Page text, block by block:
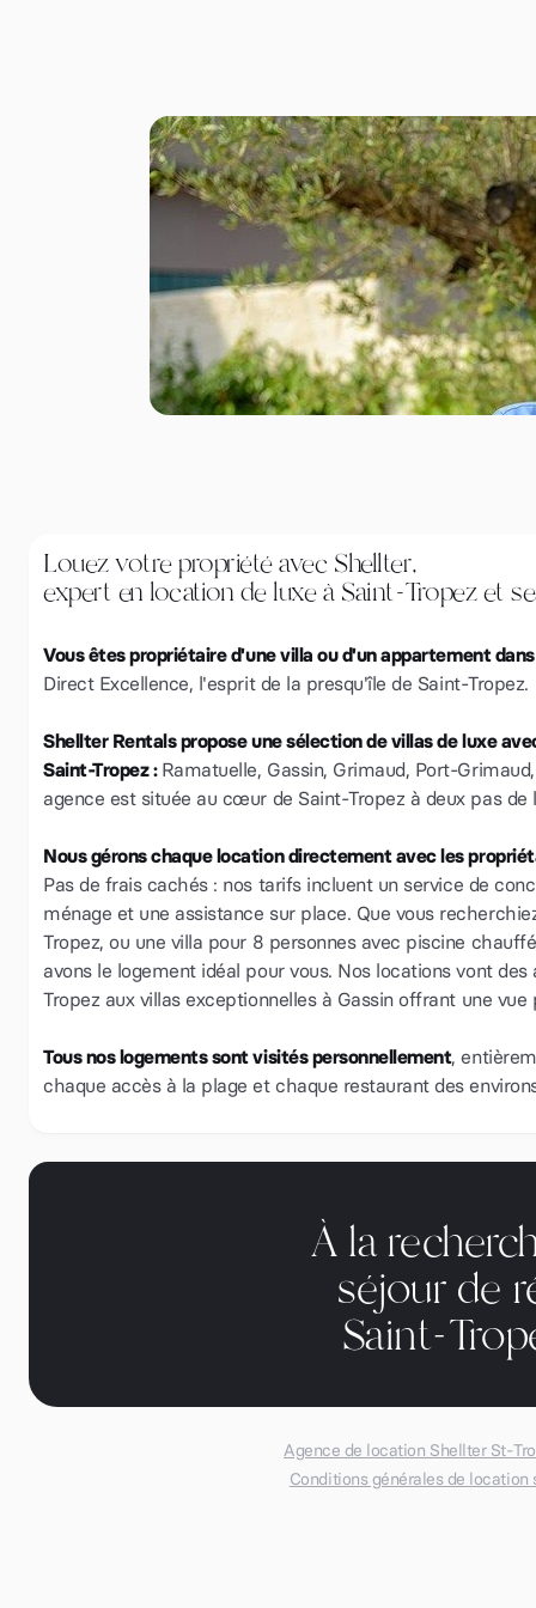
Louez votre propriété avec Shellter,
expert en location de luxe à Saint-Tropez et
Vous êtes propriétaire d'une villa ou d'un appartement
Direct Excellence, l'esprit de la presqu'île de Saint-Tropez.
Shellter Rentals propose une sélection de villas de luxe
Saint-Tropez : Ramatuelle, Gassin, Grimaud, Port-
agence est située au cœur de Saint-Tropez à deux pas de
Nous gérons chaque location directement avec les
Pas de frais cachés : nos tarifs incluent un service de
ménage et une assistance sur place. Que vous
Tropez, ou une villa pour 8 personnes avec piscine
avons le logement idéal pour vous. Nos locations vont
Tropez aux villas exceptionnelles à Gassin offrant une
Tous nos logements sont visités personnellement,
chaque accès à la plage et chaque restaurant des
À la
séjour de
Saint-
Agence de location Shellter St-
Conditions générales de location